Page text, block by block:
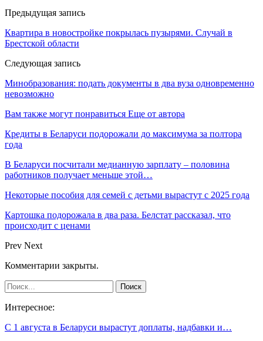
Предыдущая запись
Квартира в новостройке покрылась пузырями. Случай в
Брестской области
Следующая запись
Минобразования: подать документы в два вуза одновременно
невозможно
Вам также могут понравиться Еще от автора
Кредиты в Беларуси подорожали до максимума за полтора
года
В Беларуси посчитали медианную зарплату – половина
работников получает меньше этой…
Некоторые пособия для семей с детьми вырастут с 2025 года
Картошка подорожала в два раза. Белстат рассказал, что
происходит с ценами
Prev Next
Комментарии закрыты.
Интересное:
С 1 августа в Беларуси вырастут доплаты, надбавки и…